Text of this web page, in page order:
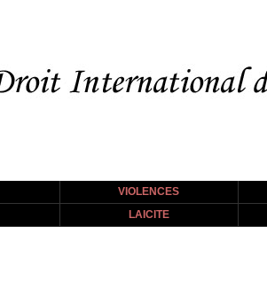
VIOLENCES
LAICITE